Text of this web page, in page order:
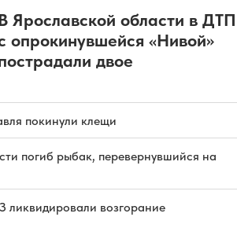
Ярославской области в ДТП
опрокинувшейся «Нивой»
двое
покинули клещи
погиб рыбак, перевернувшийся на
возгорание